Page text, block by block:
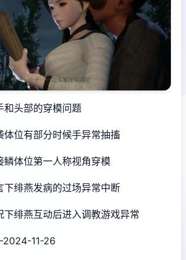
和头部的穿模问题
体位有部分时候手异常抽搐
鳞体位第一人称视角穿模
下绯燕发病的过场异常中断
下绯燕互动后进入调教游戏异常
2024-11-26